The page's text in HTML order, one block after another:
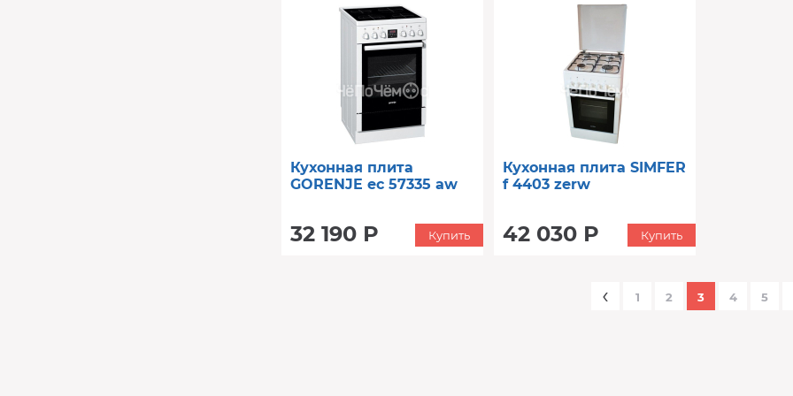
Кухонная плита
GORENJE ec 57335 aw
32 190 Р Купить
Кухонная плита SIMFER
f 4403 zerw
42 030 Р Купить
‹ 1 2 3 4 5